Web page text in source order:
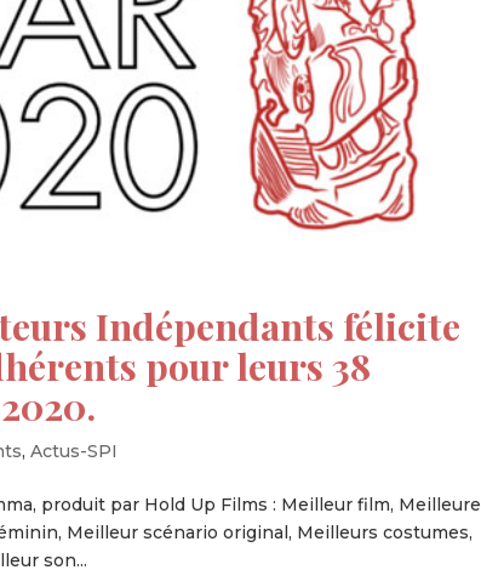
Indépendants félicite
pour leurs 38
,Actus-SPI
produit par Hold Up Films : Meilleur film, Meilleure
Meilleur scénario original, Meilleurs costumes,
son...